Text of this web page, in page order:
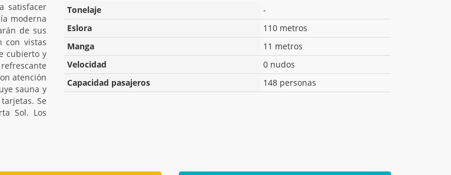
satisfacer
moderna
de sus
con vistas
cubierto y
atención
sauna y
Se
Sol. Los
Tonelaje
-
Eslora
110 metros
Manga
11 metros
Velocidad
0 nudos
Capacidad pasajeros
148 personas